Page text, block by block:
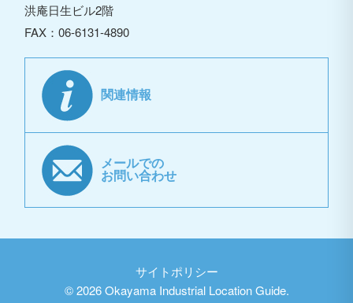
洪庵日生ビル2階
FAX：06-6131-4890
関連情報
メールでの
お問い合わせ
サイトポリシー
©2026 Okayama Industrial Location Guide.